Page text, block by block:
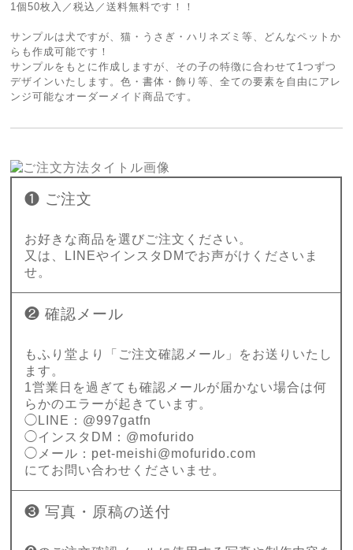
1個50枚入／税込／送料無料です！！
サンプルは犬ですが、猫・うさぎ・ハリネズミ等、どんなペットか
らも作成可能です！
サンプルをもとに作成しますが、その子の特徴に合わせて1つずつ
デザインいたします。色・書体・飾り等、全ての要素を自由にアレ
ンジ可能なオーダーメイド商品です。
❶ ご注文
お好きな商品を選びご注文ください。
又は、LINEやインスタDMでお声がけくださいま
せ。
❷ 確認メール
もふり堂より「ご注文確認メール」をお送りいたし
ます。
1営業日を過ぎても確認メールが届かない場合は何
らかのエラーが起きています。
◯LINE：@997gatfn
◯インスタDM：@mofurido
◯メール： pet-meishi@mofurido.com
にてお問い合わせくださいませ。
❸ 写真・原稿の送付